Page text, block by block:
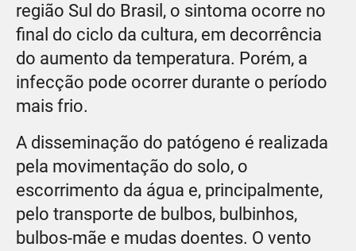
região Sul do Brasil, o sintoma ocorre no
final do ciclo da cultura, em decorrência
do aumento da temperatura. Porém, a
infecção pode ocorrer durante o período
mais frio.
A disseminação do patógeno é realizada
pela movimentação do solo, o
escorrimento da água e, principalmente,
pelo transporte de bulbos, bulbinhos,
bulbos-mãe e mudas doentes. O vento